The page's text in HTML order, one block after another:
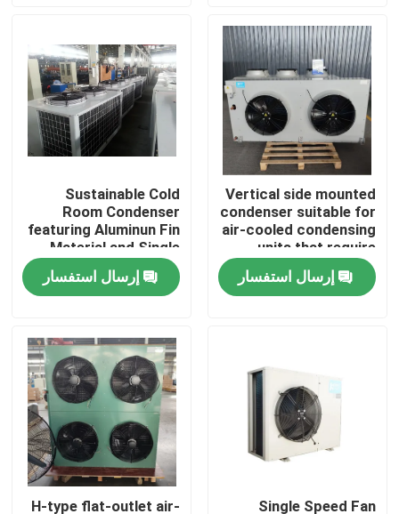
منتجات
معلومات عنا
جولة في المصنع
مراقبة الجودة
اتصل بنا
القضايا
اطلب عرض أسعار
مبخر غرفة التبريد
R507A, R134a, etc
Vertical side mounted
condenser suitable for
air-cooled condensing
units that require
separate installation
of condenser and
compressor
إرسال استفسار
Sustainable Cold
Room Condenser
featuring Aluminun Fin
Material and Single
Speed Fan Motor
إرسال استفسار
Single Speed Fan
H-type flat-outlet air-